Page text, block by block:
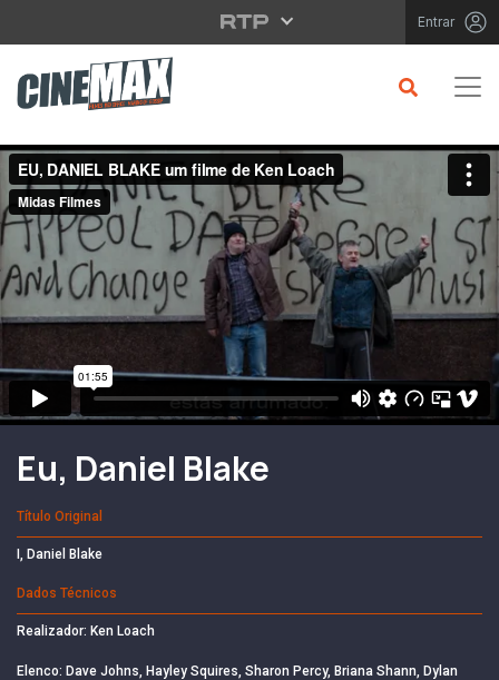
Saltar para o conteúdo principal Entrar
Filme em Cartaz
Eu, Daniel Blake
Título Original
I, Daniel Blake
Dados Técnicos
Realizador: Ken Loach
Elenco: Dave Johns, Hayley Squires, Sharon Percy, Briana Shann, Dylan